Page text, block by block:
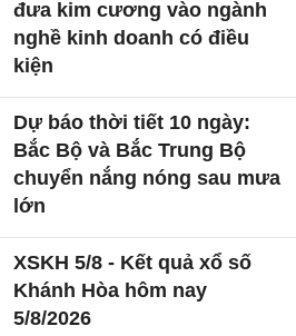
đưa kim cương vào ngành
nghề kinh doanh có điều
kiện
Dự báo thời tiết 10 ngày:
Bắc Bộ và Bắc Trung Bộ
chuyển nắng nóng sau mưa
lớn
XSKH 5/8 - Kết quả xổ số
Khánh Hòa hôm nay
5/8/2026